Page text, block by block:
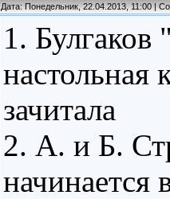
Дата: Понедельник, 22.04.2013, 11:00 |
1.
настольная
зачитала
2. А. и Б.
начинается